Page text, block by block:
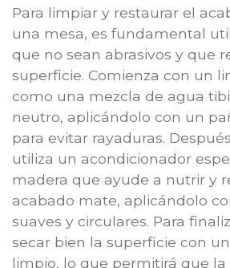
Para limpiar y restaurar el
una mesa, es fundamental
que no sean abrasivos y que
superficie. Comienza con un
como una mezcla de agua
neutro, aplicándolo con un
para evitar rayaduras.
utiliza un acondicionador
madera que ayude a nutrir y
acabado mate, aplicándolo
suaves y circulares. Para
secar bien la superficie con
limpio, lo que permitirá que